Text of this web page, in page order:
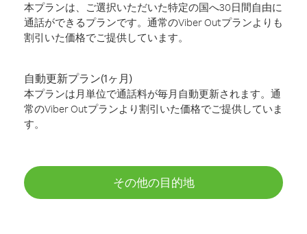
本プランは、ご選択いただいた特定の国へ30日間自由に
通話ができるプランです。通常のViber Outプランよりも
割引いた価格でご提供しています。
自動更新プラン(1ヶ月)
本プランは月単位で通話料が毎月自動更新されます。通
常のViber Outプランより割引いた価格でご提供していま
す。
その他の目的地